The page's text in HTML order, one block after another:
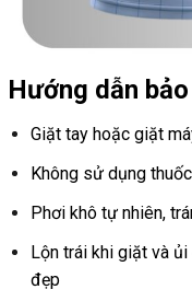
Hướng dẫn
Giặt tay hoặc giặt
Không sử dụng
Phơi khô tự nhiên,
Lộn trái khi giặt và
đẹp